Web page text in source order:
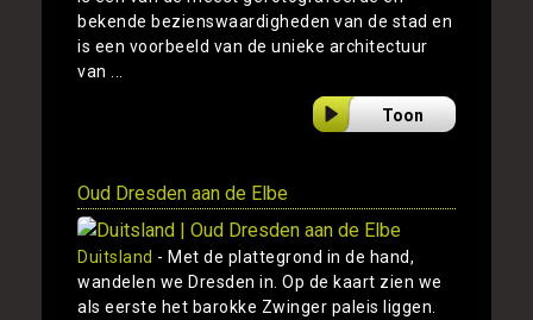
bekende bezienswaardigheden van de stad en
is een voorbeeld van de unieke architectuur
van ...
Toon
Oud Dresden aan de Elbe
Duitsland - Met de plattegrond in de hand,
wandelen we Dresden in. Op de kaart zien we
als eerste het barokke Zwinger paleis liggen.